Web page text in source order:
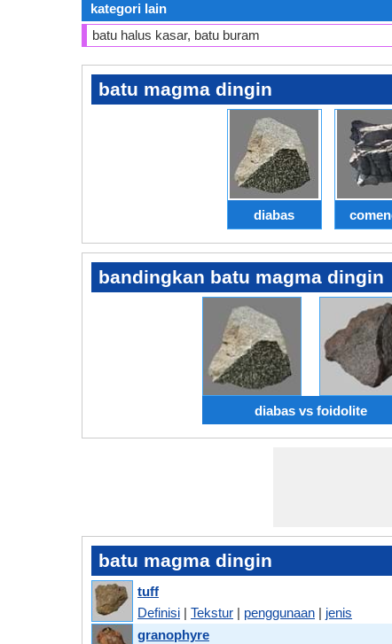
kategori lain
batu halus kasar, batu buram
batu magma dingin
diabas
bandingkan batu magma dingin
diabas vs foidolite
batu magma dingin
tuff
Definisi | Tekstur | penggunaan | jenis
granophyre